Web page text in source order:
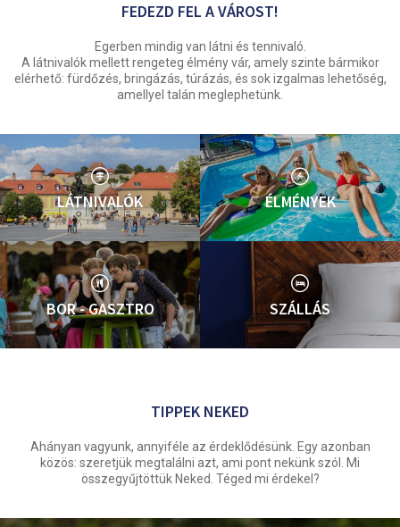
FEDEZD FEL A VÁROST!
Egerben mindig van látni és tennivaló.
A látnivalók mellett rengeteg élmény vár, amely szinte bármikor
elérhető: fürdőzés, bringázás, túrázás, és sok izgalmas lehetőség,
amellyel talán meglephetünk.
LÁTNIVALÓK ÉLMÉNYEK
BOR - GASZTRO SZÁLLÁS
TIPPEK NEKED
Ahányan vagyunk, annyiféle az érdeklődésünk. Egy azonban
közös: szeretjük megtalálni azt, ami pont nekünk szól. Mi
összegyűjtöttük Neked. Téged mi érdekel?